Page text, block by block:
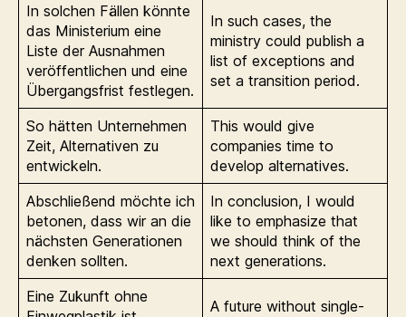
In solchen Fällen könnte
das Ministerium eine
Liste der Ausnahmen
veröffentlichen und eine
Übergangsfrist festlegen.
In such cases, the
ministry could publish a
list of exceptions and
set a transition period.
So hätten Unternehmen
Zeit, Alternativen zu
entwickeln.
This would give
companies time to
develop alternatives.
Abschließend möchte ich
betonen, dass wir an die
nächsten Generationen
denken sollten.
In conclusion, I would
like to emphasize that
we should think of the
next generations.
Eine Zukunft ohne
A future without single-